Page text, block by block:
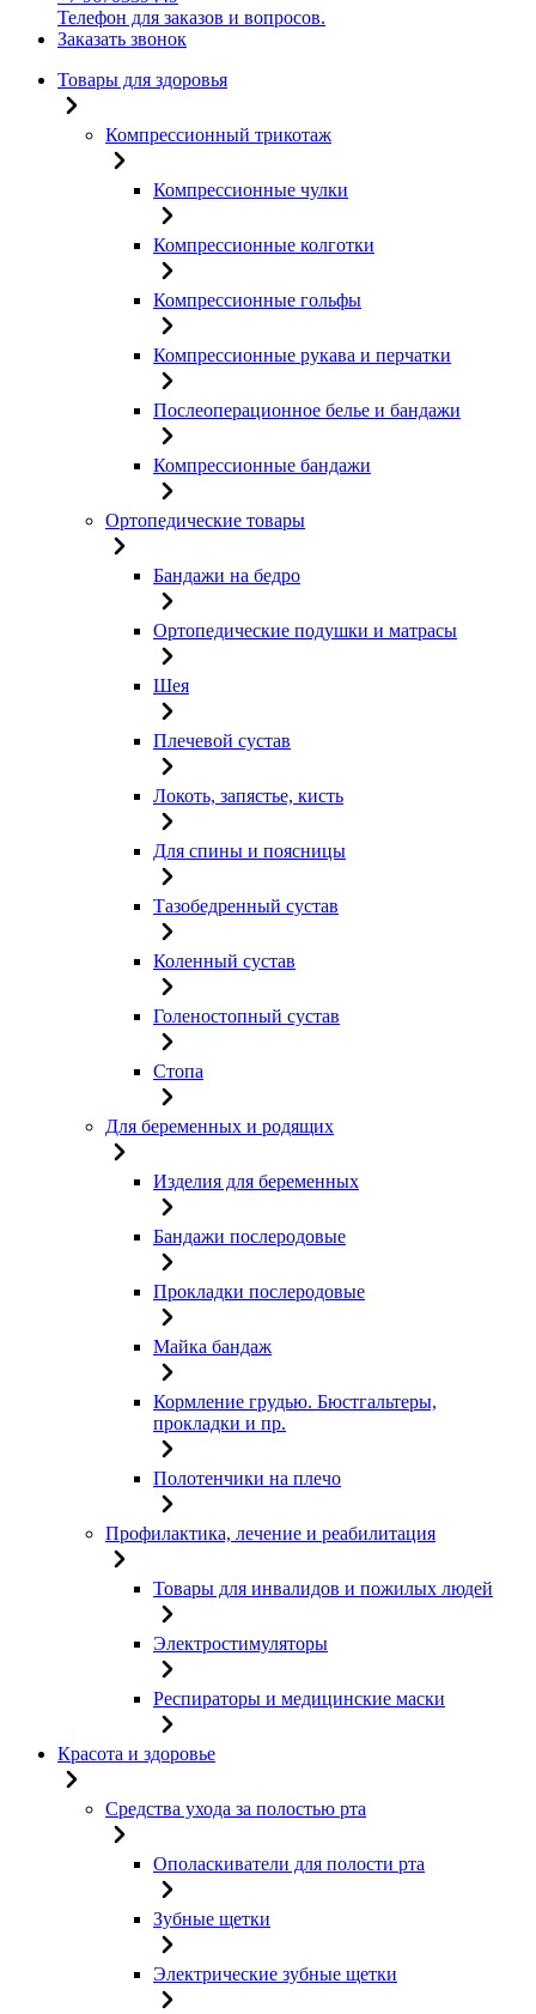
Телефон для заказов и вопросов.
Заказать звонок
Товары для здоровья
Компрессионный трикотаж
Компрессионные чулки
Компрессионные колготки
Компрессионные гольфы
Компрессионные рукава и перчатки
Послеоперационное белье и бандажи
Компрессионные бандажи
Ортопедические товары
Бандажи на бедро
Ортопедические подушки и матрасы
Шея
Плечевой сустав
Локоть, запястье, кисть
Для спины и поясницы
Тазобедренный сустав
Коленный сустав
Голеностопный сустав
Стопа
Для беременных и родящих
Изделия для беременных
Бандажи послеродовые
Прокладки послеродовые
Майка бандаж
Кормление грудью. Бюстгальтеры,
прокладки и пр.
Полотенчики на плечо
Профилактика, лечение и реабилитация
Товары для инвалидов и пожилых людей
Электростимуляторы
Респираторы и медицинские маски
Красота и здоровье
Средства ухода за полостью рта
Ополаскиватели для полости рта
Зубные щетки
Электрические зубные щетки